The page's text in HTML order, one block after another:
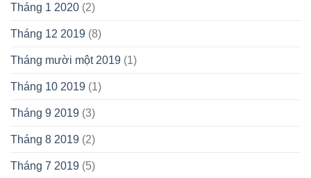
Tháng 1 2020 (2)
Tháng 12 2019 (8)
Tháng mười một 2019 (1)
Tháng 10 2019 (1)
Tháng 9 2019 (3)
Tháng 8 2019 (2)
Tháng 7 2019 (5)